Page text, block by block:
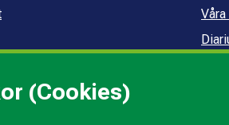
(Cookies)